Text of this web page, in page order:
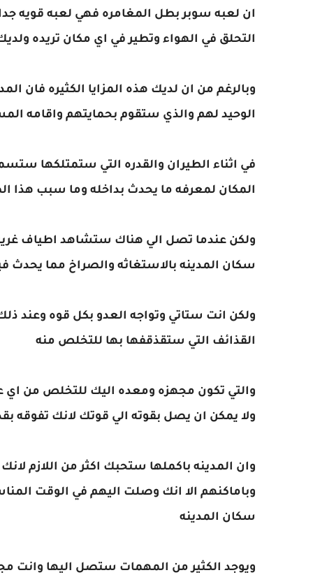
ان لعبه سوبر بطل المغامره فهي لعبه قويه
التحلق في الهواء وتطير في اي مكان تريده
وبالرغم من ان لديك هذه المزايا الكثيره فان
الوحيد لهم والذي ستقوم بحمايتهم واقامه
في اثناء الطيران والقدره التي ستمتلكها
المكان لمعرفه ما يحدث بداخله وما سبب هذا
ولكن عندما تصل الي هناك ستشاهد اطياف
سكان المدينه بالاستغاثه والصراخ مما يحدث
ولكن انت ستاتي وتواجه العدو بكل قوه وعند
القذائف التي ستقذقفها بها للتخلص منه
والتي تكون مجهزه ومعده اليك للتخلص من اي
ولا يمكن ان يصل بقوته الي قوتك لانك تفوقه
وان المدينه باكملها ستحبك اكثر من اللازم
وباماكنهم الا انك وصلت اليهم في الوقت
سكان المدينه
ويوجد الكثير من المهمات ستصل اليها وانت